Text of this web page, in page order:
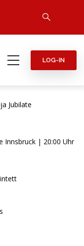
LOG-IN
Jubilate
Innsbruck | 20:00 Uhr